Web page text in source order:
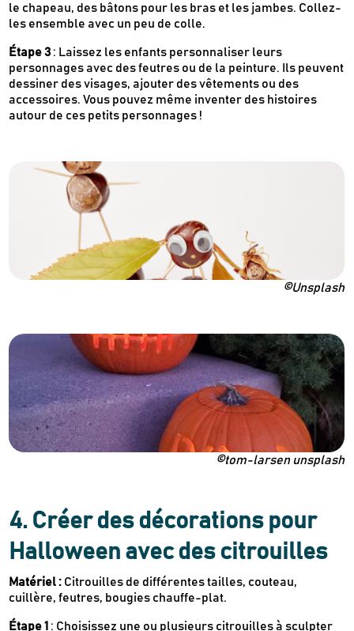
Newsletter
Inscrivez-vous
Des guides d’achats de produits éco-
le chapeau, des bâtons pour les bras et les jambes. Collez-
les ensemble avec un peu de colle.
Étape 3 : Laissez les enfants personnaliser leurs
personnages avec des feutres ou de la peinture. Ils peuvent
dessiner des visages, ajouter des vêtements ou des
accessoires. Vous pouvez même inventer des histoires
autour de ces petits personnages !
©Unsplash
©tom-larsen unsplash
4. Créer des décorations pour
Halloween avec des citrouilles
Matériel : Citrouilles de différentes tailles, couteau,
cuillère, feutres, bougies chauffe-plat.
Étape 1 : Choisissez une ou plusieurs citrouilles à sculpter